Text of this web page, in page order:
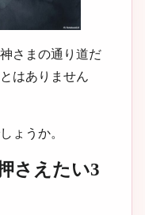
さまの通り道だ
はありません
ょうか。
さえたい3